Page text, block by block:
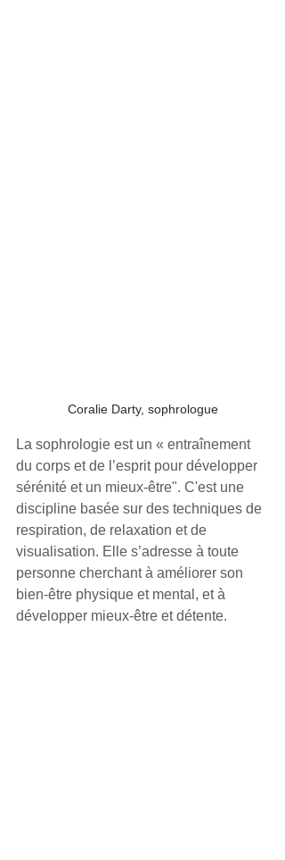
Coralie Darty, sophrologue
La sophrologie est un « entraînement
du corps et de l’esprit pour développer
sérénité et un mieux-être". C'est une
discipline basée sur des techniques de
respiration, de relaxation et de
visualisation. Elle s’adresse à toute
personne cherchant à améliorer son
bien-être physique et mental, et à
développer mieux-être et détente.